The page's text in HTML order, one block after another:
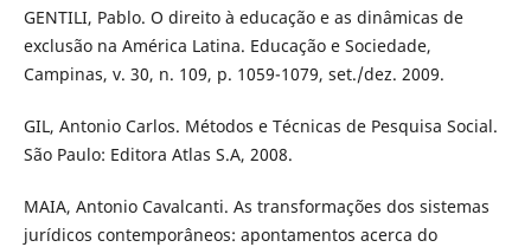
GENTILI, Pablo. O direito à educação e as dinâmicas de
exclusão na América Latina. Educação e Sociedade,
Campinas, v. 30, n. 109, p. 1059-1079, set./dez. 2009.
GIL, Antonio Carlos. Métodos e Técnicas de Pesquisa Social.
São Paulo: Editora Atlas S.A, 2008.
MAIA, Antonio Cavalcanti. As transformações dos sistemas
jurídicos contemporâneos: apontamentos acerca do